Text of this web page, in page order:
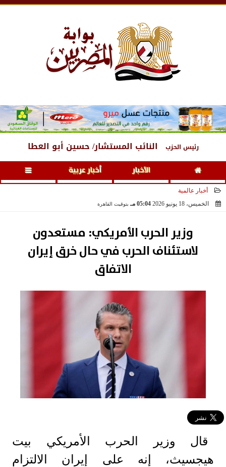
رئيس الحزب النائب المستشار/ حسين أبو العطا
الأخبار أخبار عربية
أخبار عالمية
الخميس، 18 يونيو 2026
05:04 مـ بتوقيت القاهرة
وزير الحرب الأمريكي: مستعدون
لاستئناف الحرب في حال خرق إيران
الاتفاق
قال وزير الحرب الأمريكي بيت
هيجسيث، إنه على إيران الالتزام